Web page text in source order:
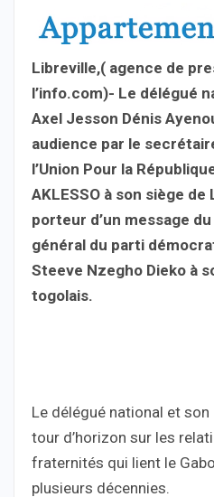
Libreville,( agence de
l’info.com)- Le délégué
Axel Jesson Dénis
audience par le
l’Union Pour la
AKLESSO à son siège
porteur d’un message
général du parti
Steeve Nzegho Dieko à
togolais.
Le délégué national et
tour d’horizon sur les
fraternités qui lient le
plusieurs décennies.